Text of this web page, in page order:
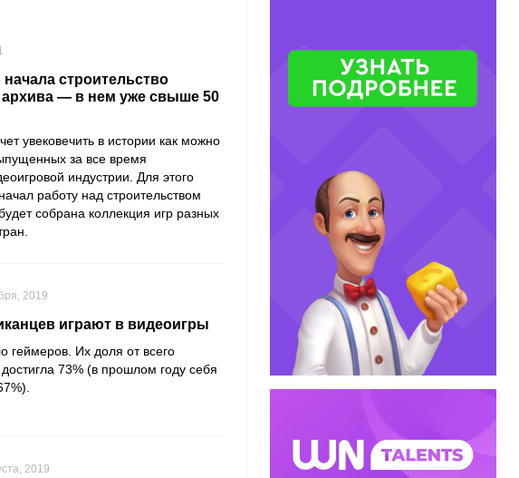
начала строительство
архива — в нем уже свыше 50
увековечить в истории как можно
за все время
индустрии. Для этого
работу над строительством
собрана коллекция игр разных
2019
играют в видеоигры
геймеров. Их доля от всего
73% (в прошлом году себя
2019